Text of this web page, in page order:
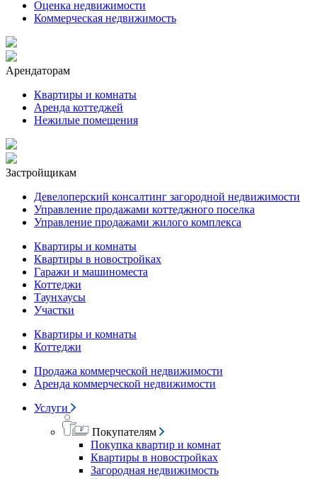
Оценка недвижимости
Коммерческая недвижимость
Арендаторам
Квартиры и комнаты
Аренда коттеджей
Нежилые помещения
Застройщикам
Девелоперский консалтинг загородной недвижимости
Управление продажами коттеджного поселка
Управление продажами жилого комплекса
Квартиры и комнаты
Квартиры в новостройках
Гаражи и машиноместа
Коттеджи
Таунхаусы
Участки
Квартиры и комнаты
Коттеджи
Продажа коммерческой недвижимости
Аренда коммерческой недвижимости
Услуги
Покупателям
Покупка квартир и комнат
Квартиры в новостройках
Загородная недвижимость